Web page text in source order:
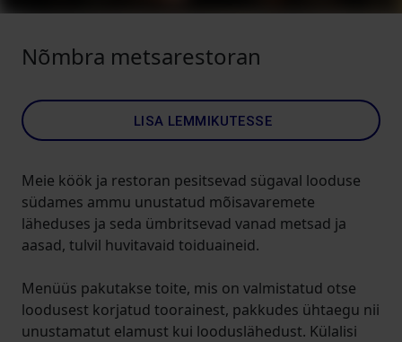
Nõmbra metsarestoran
LISA LEMMIKUTESSE
Meie köök ja restoran pesitsevad sügaval looduse
südames ammu unustatud mõisavaremete
läheduses ja seda ümbritsevad vanad metsad ja
aasad, tulvil huvitavaid toiduaineid.
Menüüs pakutakse toite, mis on valmistatud otse
loodusest korjatud toorainest, pakkudes ühtaegu nii
unustamatut elamust kui looduslähedust. Külalisi